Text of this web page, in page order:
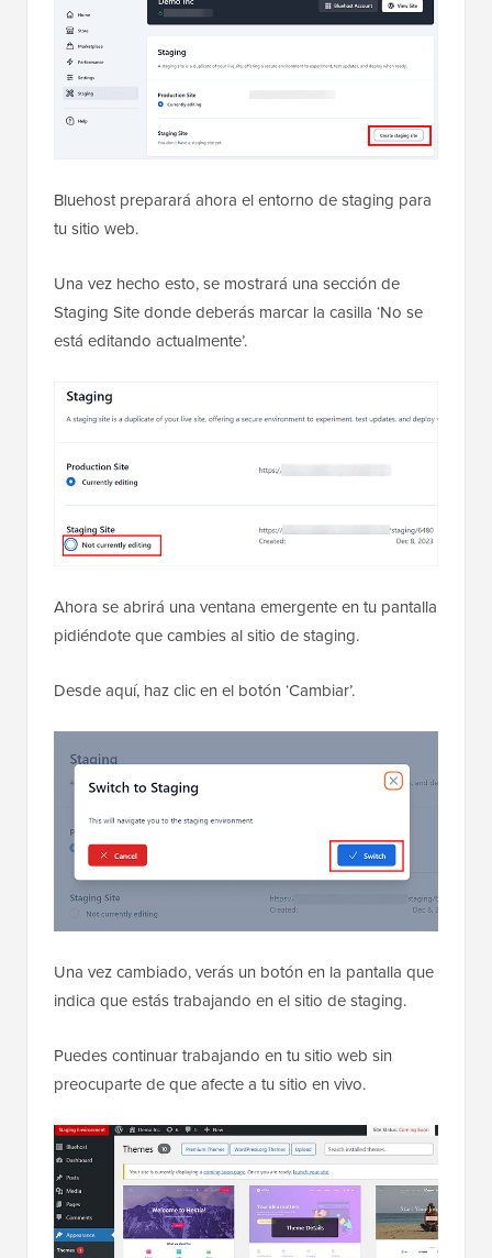
Bluehost preparará ahora el entorno de staging para
tu sitio web.
Una vez hecho esto, se mostrará una sección de
Staging Site donde deberás marcar la casilla ‘No se
está editando actualmente’.
Ahora se abrirá una ventana emergente en tu pantalla
pidiéndote que cambies al sitio de staging.
Desde aquí, haz clic en el botón ‘Cambiar’.
Una vez cambiado, verás un botón en la pantalla que
indica que estás trabajando en el sitio de staging.
Puedes continuar trabajando en tu sitio web sin
preocuparte de que afecte a tu sitio en vivo.